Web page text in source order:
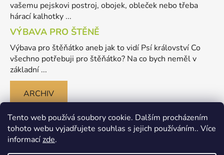
Tento web používá soubory cookie. Dalším procházením
tohoto webu vyjadřujete souhlas s jejich používáním.. Více
informacízde.
vašemu pejskovi postroj, obojek, obleček nebo třeba
hárací kalhotky ...
VÝBAVA PRO ŠTĚNĚ
Výbava pro štěňátko aneb jak to vidí Psí království Co
všechno potřebuji pro štěňátko? Na co bych neměl v
základní ...
ARCHIV